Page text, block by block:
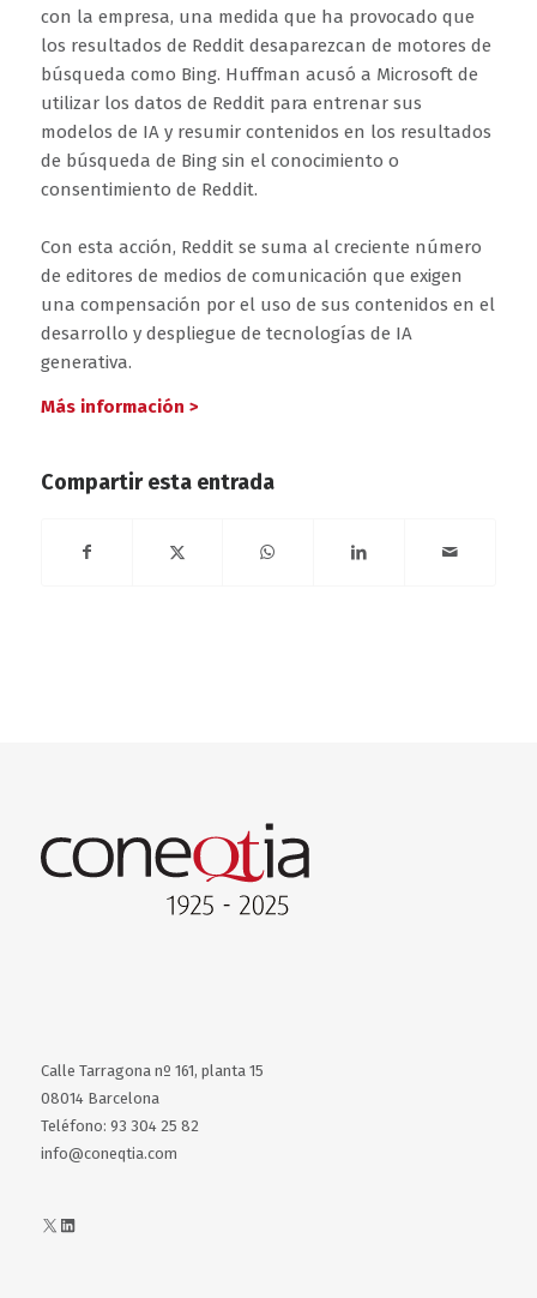
con la empresa, una medida que ha provocado que
los resultados de Reddit desaparezcan de motores de
búsqueda como Bing. Huffman acusó a Microsoft de
utilizar los datos de Reddit para entrenar sus
modelos de IA y resumir contenidos en los resultados
de búsqueda de Bing sin el conocimiento o
consentimiento de Reddit.
Con esta acción, Reddit se suma al creciente número
de editores de medios de comunicación que exigen
una compensación por el uso de sus contenidos en el
desarrollo y despliegue de tecnologías de IA
generativa.
Más información >
Compartir esta entrada
Calle Tarragona nº 161, planta 15
08014 Barcelona
Teléfono: 93 304 25 82
info@coneqtia.com
X LinkedIn